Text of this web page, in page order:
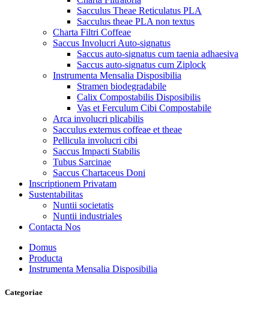
Sacculus Theae Reticulatus PLA
Sacculus theae PLA non textus
Charta Filtri Coffeae
Saccus Involucri Auto-signatus
Saccus auto-signatus cum taenia adhaesiva
Saccus auto-signatus cum Ziplock
Instrumenta Mensalia Disposibilia
Stramen biodegradabile
Calix Compostabilis Disposibilis
Vas et Ferculum Cibi Compostabile
Arca involucri plicabilis
Sacculus externus coffeae et theae
Pellicula involucri cibi
Saccus Impacti Stabilis
Tubus Sarcinae
Saccus Chartaceus Doni
Inscriptionem Privatam
Sustentabilitas
Nuntii societatis
Nuntii industriales
Contacta Nos
Domus
Producta
Instrumenta Mensalia Disposibilia
Categoriae